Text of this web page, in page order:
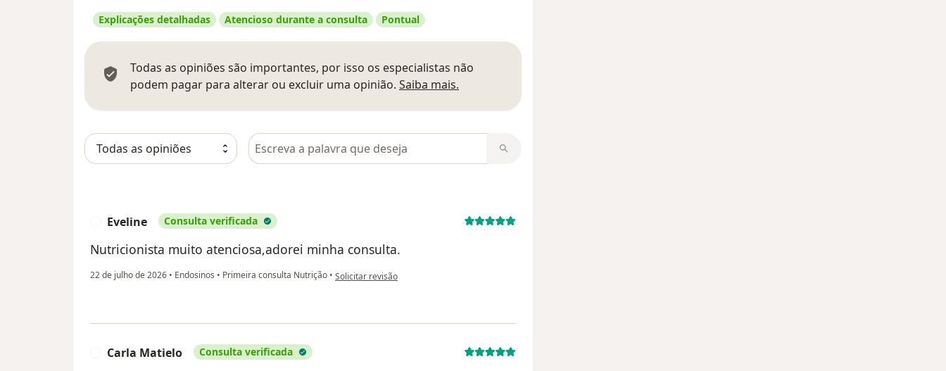
Explicações detalhadas Atencioso durante a consulta Pontual
Todas as opiniões são importantes, por isso os especialistas não
podem pagar para alterar ou excluir uma opinião. Saiba mais.
Pesquisar em opiniões
Eveline Consulta verificada
Nutricionista muito atenciosa,adorei minha consulta.
22 de julho de 2026 • Endosinos • Primeira consulta Nutrição • na opinião do utilizador Eveline
Solicitar revisão
Carla Matielo Consulta verificada